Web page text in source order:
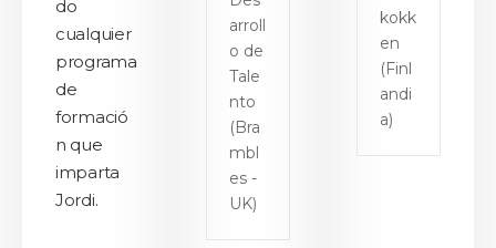
do
cualquier
programa
de
formació
n que
imparta
Jordi.
arroll
o de
Tale
nto
(Bra
mbl
es -
UK)
kokk
en
(Finl
andi
a)